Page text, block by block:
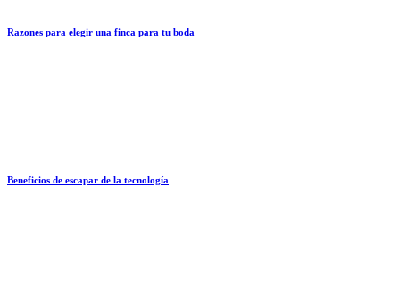
Razones para elegir una finca para tu boda
Beneficios de escapar de la tecnología